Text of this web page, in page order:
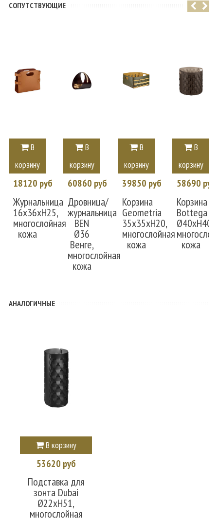
CОПУТСТВУЮЩИЕ
В
корзину
18120 руб
Журнальница
16x36xH25,
многослойная
кожа
В
корзину
60860 руб
Дровница/
журнальница
BEN
Ø36
Венге,
многослойная
кожа
В
корзину
39850 руб
Корзина
Geometria
35x35xH20,
многослойная
кожа
В
корзину
58690 руб
Корзина
Bottega
Ø40xH40,
кожа
АНАЛОГИЧНЫЕ
В корзину
53620 руб
Подставка для
зонта Dubai
Ø22xН51,
многослойная